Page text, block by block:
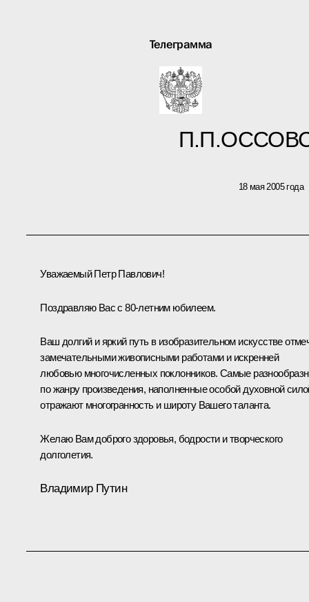
Телеграмма
18 мая 2005 года
Уважаемый Петр Павлович!
Поздравляю Вас с 80-летним юбилеем.
Ваш долгий и яркий путь в изобразительном искусстве
замечательными живописными работами и искренней
любовью многочисленных поклонников. Самые
по жанру произведения, наполненные особой духовной
отражают многогранность и широту Вашего таланта.
Желаю Вам доброго здоровья, бодрости и творческого
долголетия.
Владимир Путин